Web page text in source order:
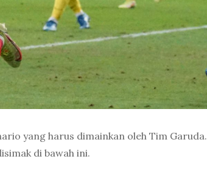
yang harus dimainkan oleh Tim Garuda.
di bawah ini.